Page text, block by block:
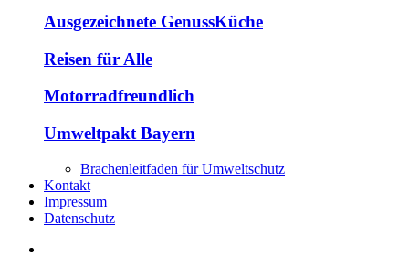
Ausgezeichnete GenussKüche
Reisen für Alle
Motorradfreundlich
Umweltpakt Bayern
Brachenleitfaden für Umweltschutz
Kontakt
Impressum
Datenschutz